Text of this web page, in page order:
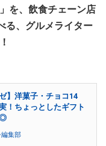
を、飲食チェーン店
る、グルメライター
】洋菓子・チョコ14
！ちょっとしたギフト
◎
編集部